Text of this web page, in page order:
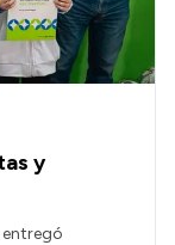
y
entregó